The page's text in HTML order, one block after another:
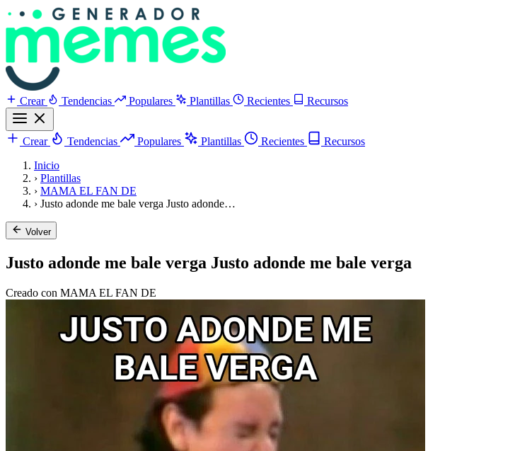
Crear Tendencias Populares Plantillas Recientes Recursos
Crear Tendencias Populares Plantillas Recientes
Recursos
Inicio
› Plantillas
› MAMA EL FAN DE
› Justo adonde me bale verga Justo adonde…
Volver
Justo adonde me bale verga Justo adonde me bale verga
Creado con MAMA EL FAN DE